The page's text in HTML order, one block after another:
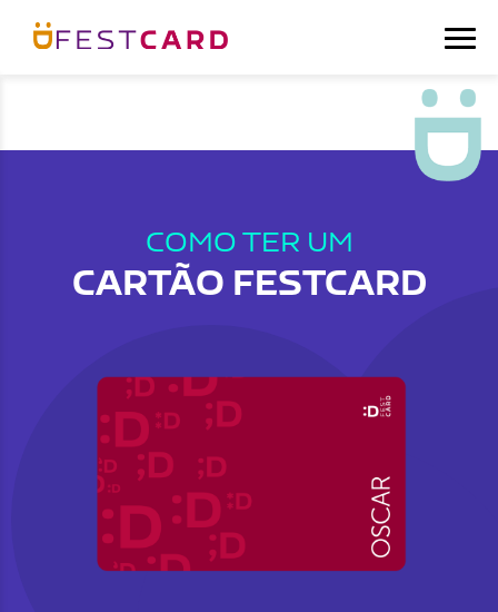
COMO TER UM
CARTÃO FESTCARD